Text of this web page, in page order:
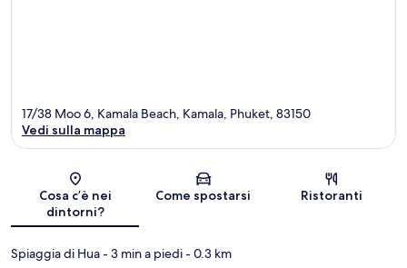
Mappa
17/38 Moo 6, Kamala Beach, Kamala, Phuket, 83150
Vedi sulla mappa
Cosa c’è nei
dintorni?
Come spostarsi Ristoranti
Spiaggia di Hua- 3 min a piedi- 0.3 km